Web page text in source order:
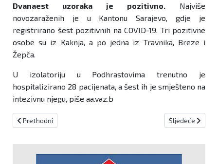
Dvanaest uzoraka je pozitivno. Najviše
novozaraženih je u Kantonu Sarajevo, gdje je
registrirano šest pozitivnih na COVID-19. Tri pozitivne
osobe su iz Kaknja, a po jedna iz Travnika, Breze i
Žepča.
U izolatoriju u Podhrastovima trenutno je
hospitalizirano 28 pacijenata, a šest ih je smješteno na
intezivnu njegu, piše aa.vaz.b
Prethodni članak: Kreševo: Novi nacionalni spomenik u BiH
Prethodni Sljedeći
Sljedeće